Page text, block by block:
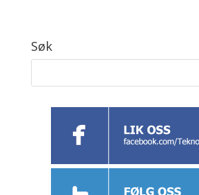
Søk